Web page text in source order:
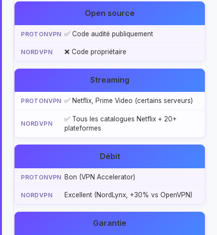
Open source
✅ Code audité publiquement
❌ Code propriétaire
Streaming
✅ Netflix, Prime Video (certains serveurs)
✅ Tous les catalogues Netflix + 20+
plateformes
Débit
Bon (VPN Accelerator)
Excellent (NordLynx, +30% vs OpenVPN)
Garantie